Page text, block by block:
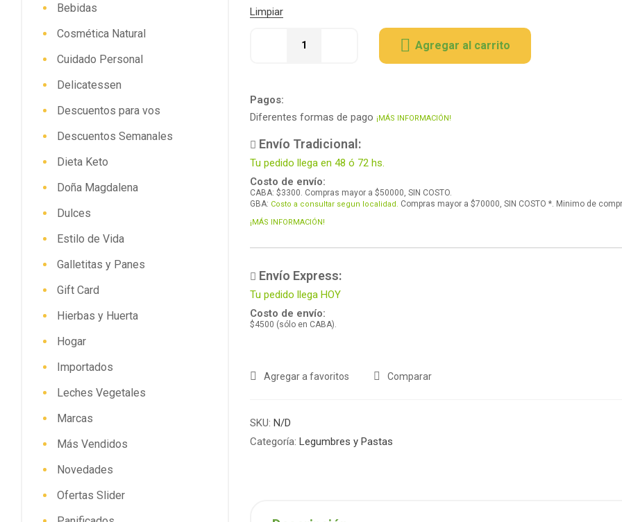
Limpiar
Agregar al carrito
Pagos:
Diferentes formas de pago ¡MÁS INFORMACIÓN!
Envío Tradicional:
Tu pedido llega en 48 ó 72 hs.
Costo de envío:
CABA: $3300. Compras mayor a $50000, SIN COSTO.
GBA: Costo a consultar segun localidad. Compras mayor a $70000, SIN COSTO *. Minimo de
¡MÁS INFORMACIÓN!
Envío Express:
Tu pedido llega HOY
Costo de envío:
$4500 (sólo en CABA).
Agregar a favoritos Comparar
SKU: N/D
Categoría: Legumbres y Pastas
Bebidas
Cosmética Natural
Cuidado Personal
Delicatessen
Descuentos para vos
Descuentos Semanales
Dieta Keto
Doña Magdalena
Dulces
Estilo de Vida
Galletitas y Panes
Gift Card
Hierbas y Huerta
Hogar
Importados
Leches Vegetales
Marcas
Más Vendidos
Novedades
Ofertas Slider